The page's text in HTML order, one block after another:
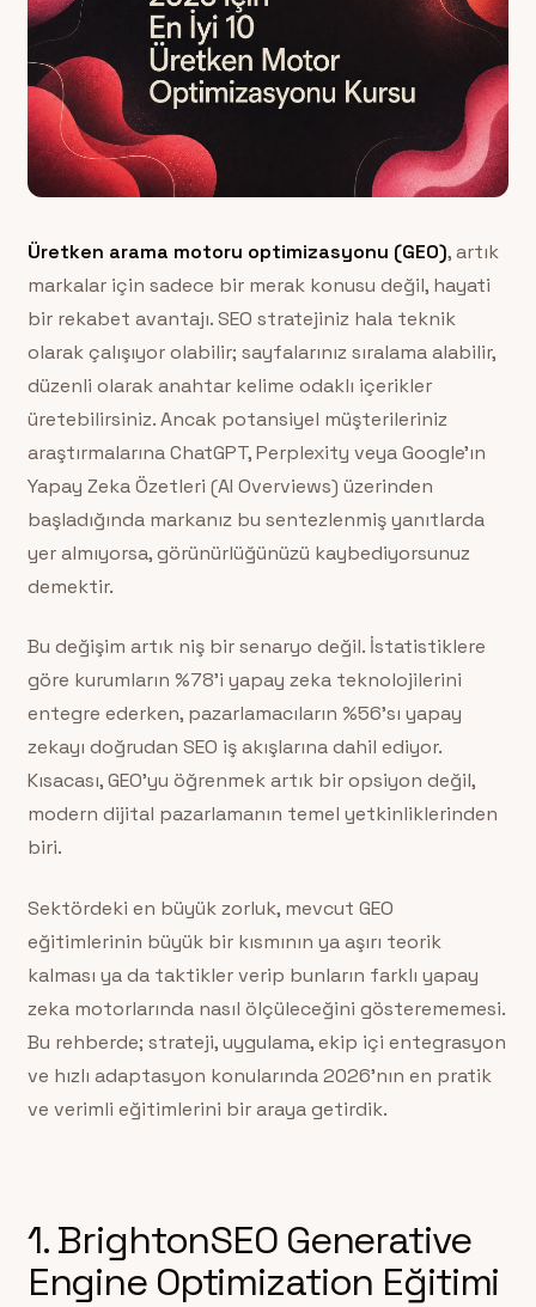
Üretken arama motoru optimizasyonu (GEO), artık
markalar için sadece bir merak konusu değil, hayati
bir rekabet avantajı. SEO stratejiniz hala teknik
olarak çalışıyor olabilir; sayfalarınız sıralama alabilir,
düzenli olarak anahtar kelime odaklı içerikler
üretebilirsiniz. Ancak potansiyel müşterileriniz
araştırmalarına ChatGPT, Perplexity veya Google’ın
Yapay Zeka Özetleri (AI Overviews) üzerinden
başladığında markanız bu sentezlenmiş yanıtlarda
yer almıyorsa, görünürlüğünüzü kaybediyorsunuz
demektir.
Bu değişim artık niş bir senaryo değil. İstatistiklere
göre kurumların %78’i yapay zeka teknolojilerini
entegre ederken, pazarlamacıların %56’sı yapay
zekayı doğrudan SEO iş akışlarına dahil ediyor.
Kısacası, GEO’yu öğrenmek artık bir opsiyon değil,
modern dijital pazarlamanın temel yetkinliklerinden
biri.
Sektördeki en büyük zorluk, mevcut GEO
eğitimlerinin büyük bir kısmının ya aşırı teorik
kalması ya da taktikler verip bunların farklı yapay
zeka motorlarında nasıl ölçüleceğini gösterememesi.
Bu rehberde; strateji, uygulama, ekip içi entegrasyon
ve hızlı adaptasyon konularında 2026’nın en pratik
ve verimli eğitimlerini bir araya getirdik.
1. BrightonSEO Generative
Engine Optimization Eğitimi